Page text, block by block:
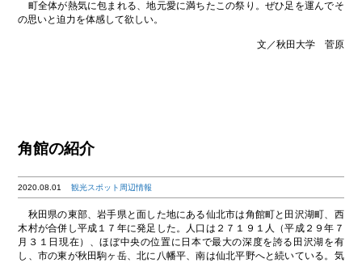
町全体が熱気に包まれる、地元愛に満ちたこの祭り。ぜひ足を運んでそ
の思いと迫力を体感して欲しい。
文／秋田大学 菅原
角館の紹介
2020.08.01観光スポット周辺情報
秋田県の東部、岩手県と面した地にある仙北市は角館町と田沢湖町、西
木村が合併し平成１７年に発足した。人口は２７１９１人（平成２９年７
月３１日現在）、ほぼ中央の位置に日本で最大の深度を誇る田沢湖を有
し、市の東が秋田駒ヶ岳、北に八幡平、南は仙北平野へと続いている。気